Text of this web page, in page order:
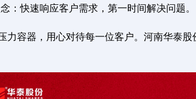
：快速响应客户需求，第一时间解决问题。
力容器，用心对待每一位客户。河南华泰